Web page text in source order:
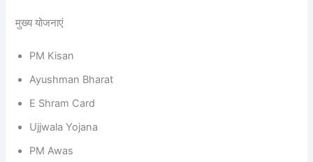
मुख्य योजनाएं
PM Kisan
Ayushman Bharat
E Shram Card
Ujjwala Yojana
PM Awas